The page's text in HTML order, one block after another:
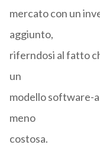
mercato con un
aggiunto,
riferndosi al fatto
un
modello software-
meno
costosa.